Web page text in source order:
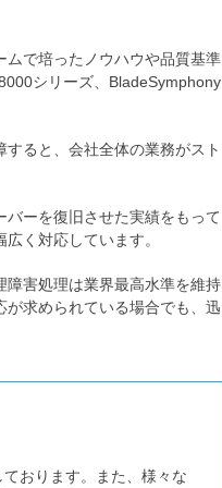
で培ったノウハウや品質基準
シリーズ、BladeSymphony
ると、会社全体の業務がスト
ーを復旧させた実績をもって
く対応しています。
害処理は業界最高水準を維持
が求められている場合でも、迅
おります。また、様々な